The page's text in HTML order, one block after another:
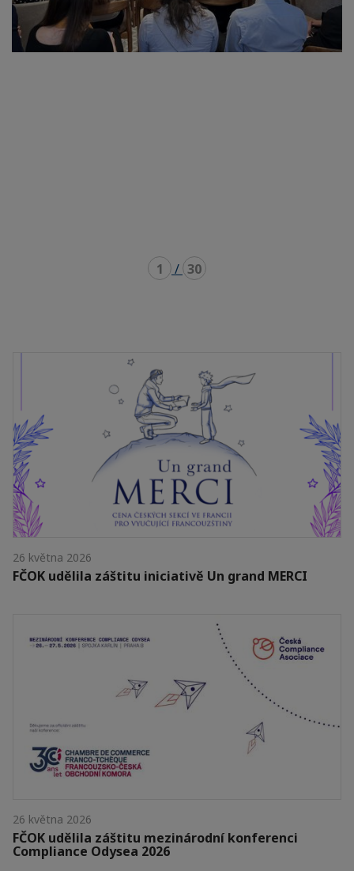
1 / 30
26 května 2026
FČOK udělila záštitu iniciativě Un grand MERCI
26 května 2026
FČOK udělila záštitu mezinárodní konferenci
Compliance Odysea 2026